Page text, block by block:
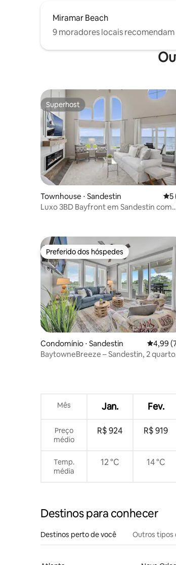
Miramar Beach
9 moradores locais recomendam
Superhost
Superhost
Townhouse ⋅ Sandestin 55
Luxo 3BD Bayfront em Sandestin com
Preferido dos hóspedes
Preferido dos hóspedes
Condomínio ⋅ Sandestin 4,99 de
4,99
BaytowneBreeze – Sandestin, 2
Mês Jan. Fev.
Preço
médio
R$ 924 R$ 919
Temp.
média
12 °C 14 °C
Destinos para conhecer
Destinos perto de você Outros tipos